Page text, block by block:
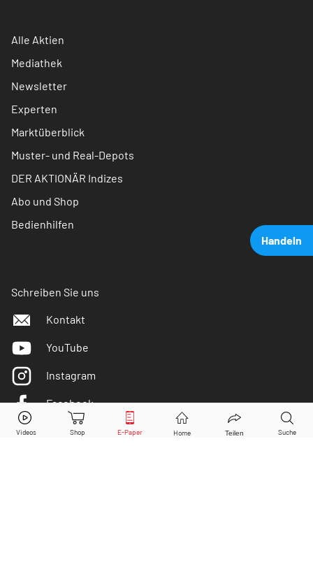
Handeln
Rheinmetall Aktie jetzt handeln?
Alle Aktien
Mediathek
Newsletter
Experten
Marktüberblick
Muster- und Real-Depots
DER AKTIONÄR Indizes
Abo und Shop
Bedienhilfen
Schreiben Sie uns
Kontakt
YouTube
Instagram
Facebook
Twitter